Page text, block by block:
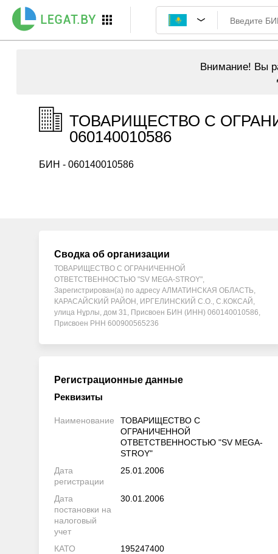
Внимание! Вы
ТОВАРИЩЕСТВО С
060140010586
БИН - 060140010586
Сводка об организации
ТОВАРИЩЕСТВО С ОГРАНИЧЕННОЙ
ОТВЕТСТВЕННОСТЬЮ "SV MEGA-STROY",
Зарегистрирован(а) по адресу АЛМАТИНСКАЯ ОБЛАСТЬ,
КАРАСАЙСКИЙ РАЙОН, ИРГЕЛИНСКИЙ С.О., С.КОКСАЙ,
улица Нұрлы, дом 31, Присвоен БИН (ИНН) 060140010586,
Присвоен РНН 600900565236
Регистрационные данные
Реквизиты
Наименование
ТОВАРИЩЕСТВО С
ОГРАНИЧЕННОЙ
ОТВЕТСТВЕННОСТЬЮ "SV MEGA-
STROY"
Дата
регистрации
25.01.2006
Дата
постановки на
налоговый
учет
30.01.2006
КАТО 195247400